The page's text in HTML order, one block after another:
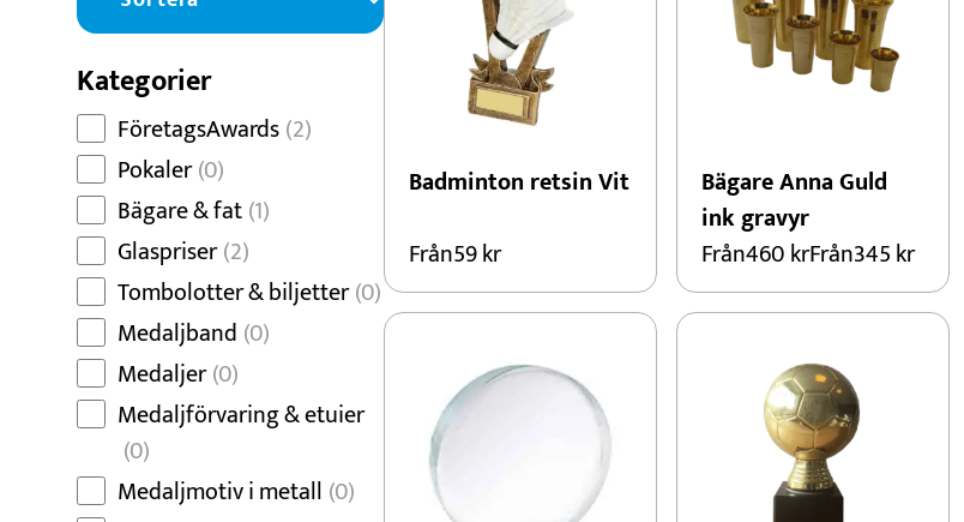
Dans
Dart
Djur
Fiske
Kategorier
FöretagsAwards(2)
Pokaler(0)
Bägare & fat(1)
Glaspriser(2)
Tombolotter & biljetter(0)
Medaljband (0)
Medaljer(0)
Medaljförvaring & etuier
(0)
Medaljmotiv i metall (0)
Badminton retsin Vit
Från59kr
Bägare Anna Guld
ink gravyr
Från460krFrån345kr